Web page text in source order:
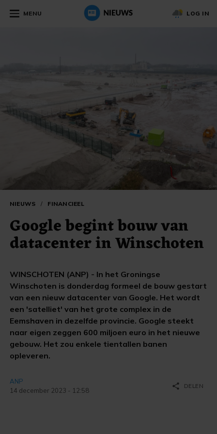
MENU LOG IN
NIEUWS / FINANCIEEL
Google begint bouw van
datacenter in Winschoten
WINSCHOTEN (ANP) - In het Groningse
Winschoten is donderdag formeel de bouw gestart
van een nieuw datacenter van Google. Het wordt
een 'satelliet' van het grote complex in de
Eemshaven in dezelfde provincie. Google steekt
naar eigen zeggen 600 miljoen euro in het nieuwe
gebouw. Het zou enkele tientallen banen
opleveren.
ANP
14 december 2023 - 12:58
share DELEN